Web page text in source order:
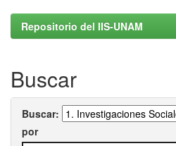
Repositorio del IIS-UNAM
Buscar
Buscar:
por